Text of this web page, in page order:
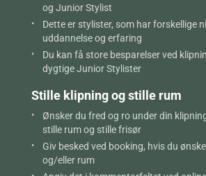
og Junior Stylist
Dette er stylister, som har forskellige
uddannelse og erfaring
Du kan få store besparelser ved
dygtige Junior Stylister
Stille klipning og stille rum
Ønsker du fred og ro under din
stille rum og stille frisør
Giv besked ved booking, hvis du
og/eller rum